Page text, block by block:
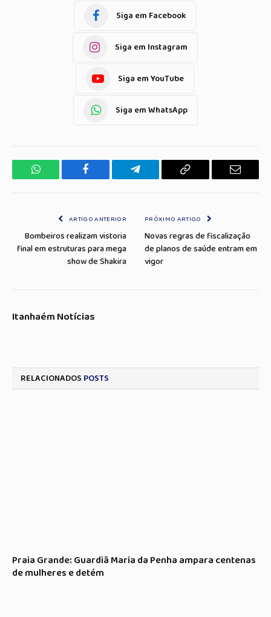
Siga em Facebook
Siga em Instagram
Siga em YouTube
Siga em WhatsApp
WhatsApp Facebook Telegrama Copiar
E-
ARTIGO ANTERIOR
Bombeiros realizam vistoria
final em estruturas para mega
show de Shakira
PRÓXIMO ARTIGO
Novas regras de fiscalização
de planos de saúde entram em
vigor
Itanhaém Notícias
RELACIONADOS POSTS
Praia Grande: Guardiã Maria da Penha ampara centenas
de mulheres e detém